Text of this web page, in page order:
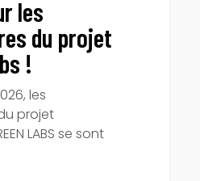
les
du projet
!
les
projet
LABS se sont